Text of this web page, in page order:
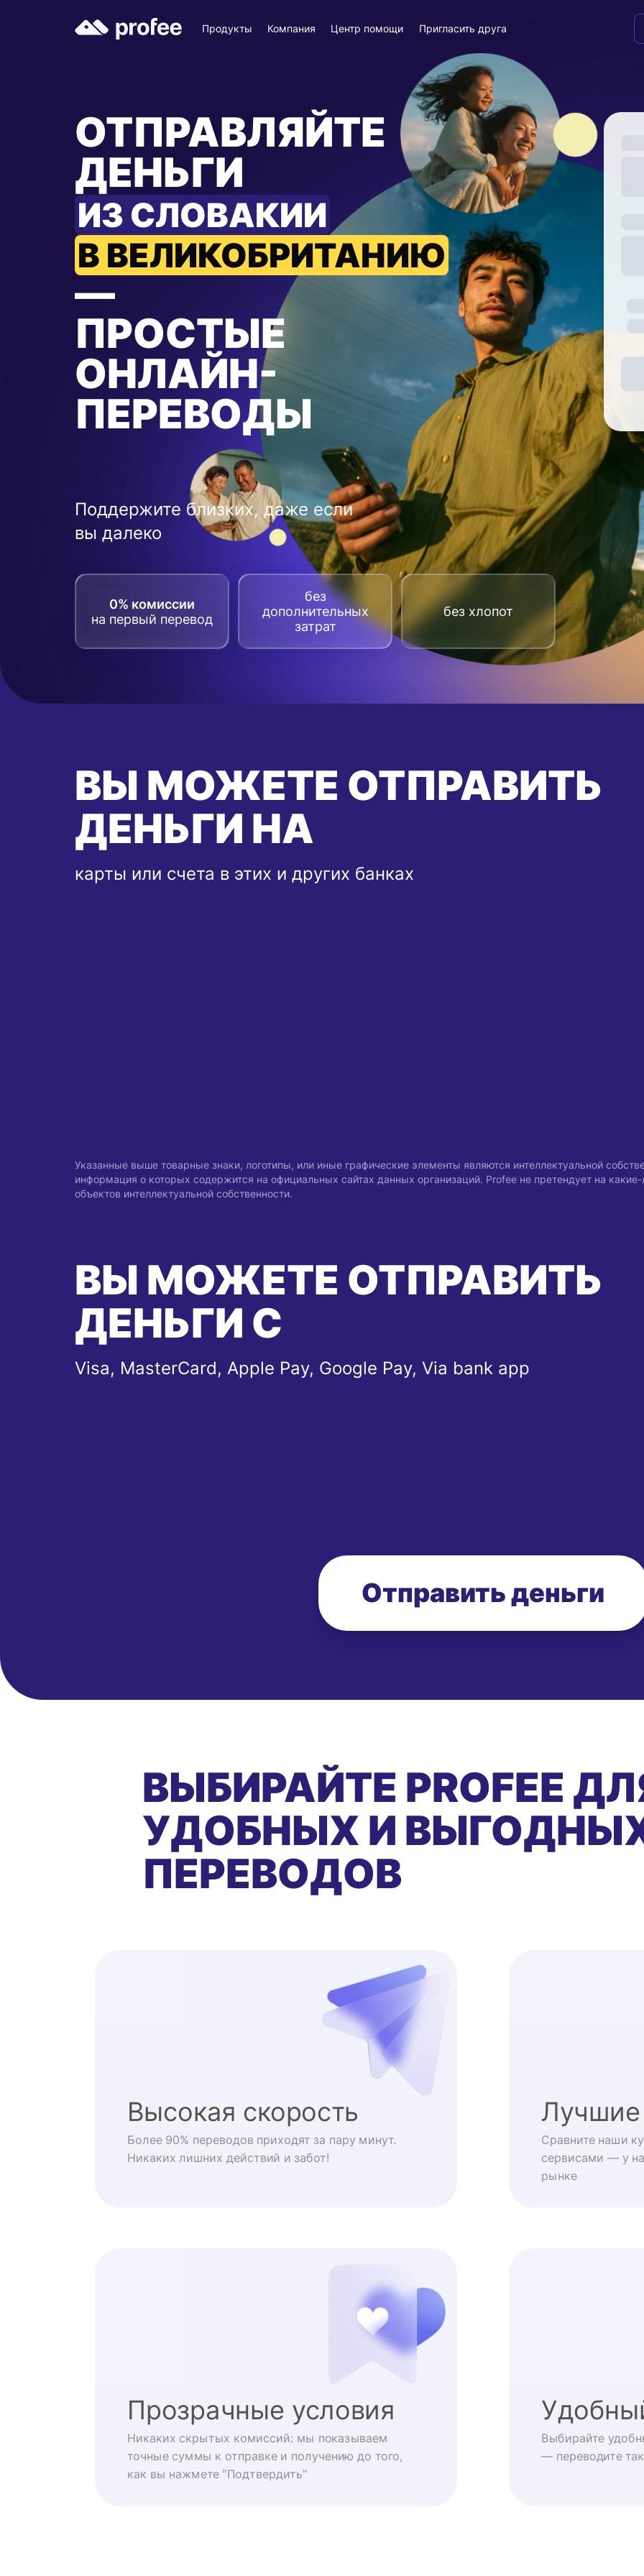
Продукты Компания Центр помощи Пригласить друга
ОТПРАВЛЯЙТЕ
ДЕНЬГИ
ИЗ СЛОВАКИИ
В ВЕЛИКОБРИТАНИЮ
—
ПРОСТЫЕ
ОНЛАЙН-
ПЕРЕВОДЫ
Поддержите близких, даже если
вы далеко
0% комиссии
на первый перевод
без
дополнительных
затрат
без хлопот
ВЫ МОЖЕТЕ ОТПРАВИТЬ
ДЕНЬГИ НА
карты или счета в этих и других банках
Указанные выше товарные знаки, логотипы, или иные графические элементы являются интеллектуальной
информация о которых содержится на официальных сайтах данных организаций. Profee не претендует на
объектов интеллектуальной собственности.
ВЫ МОЖЕТЕ ОТПРАВИТЬ
ДЕНЬГИ С
Visa, MasterCard, Apple Pay, Google Pay, Via bank app
Отправить деньги
ВЫБИРАЙТЕ PROFEE
УДОБНЫХ И
ПЕРЕВОДОВ
Высокая скорость
Более 90% переводов приходят за пару минут.
Никаких лишних действий и забот!
Сравните наши
сервисами — у
рынке
Прозрачные условия
Никаких скрытых комиссий: мы показываем
точные суммы к отправке и получению до того,
как вы нажмете "Подтвердить"
Выбирайте
— переводите